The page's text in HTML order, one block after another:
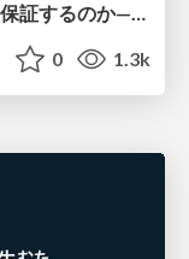
AIがコードを書く時代、人間は何を保証するのか———馬場さんと考える、開発者に求められる新しい責任と価値 - TECH PLAY
0 1.3k